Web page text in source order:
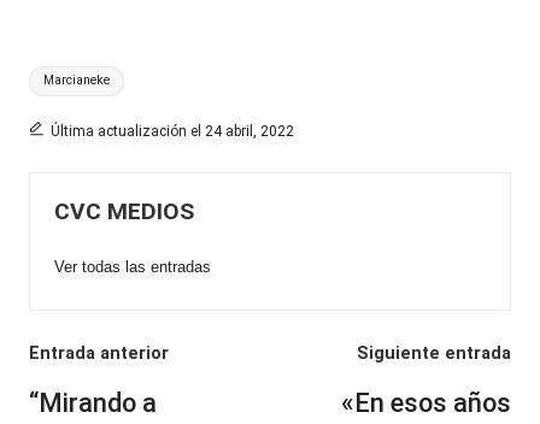
Etiquetas:
Marcianeke
Última actualización el 24 abril, 2022
CVC MEDIOS
Ver todas las entradas
Navegación
de
Entrada anterior
“Mirando a
Siguiente entrada
«En esos años